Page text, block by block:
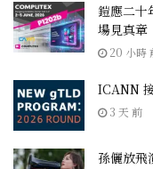
鎧應二十
場見真章
20 小時
ICANN
3 天 前
孫儷放